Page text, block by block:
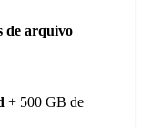
de arquivo
+ 500 GB de